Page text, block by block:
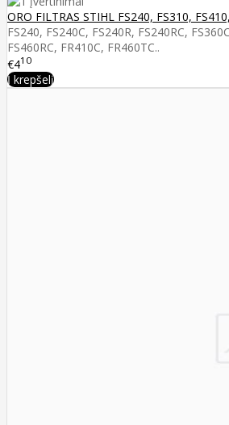
ORO FILTRAS STIHL FS240, FS310,
FS240, FS240C, FS240R, FS240RC,
FS460RC, FR410C, FR460TC..
€410
Į krepšelį